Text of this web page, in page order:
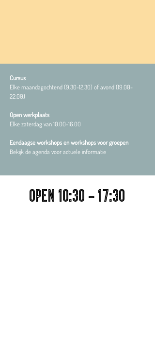
Cursus
Elke maandagochtend (9.30-12.30) of avond (19.00-
22.00)
Open werkplaats
Elke zaterdag van10.00-16.00
Eendaagse workshops en workshops voor groepen
Bekijk de agenda voor actuele informatie
Open 10:30 - 17:30